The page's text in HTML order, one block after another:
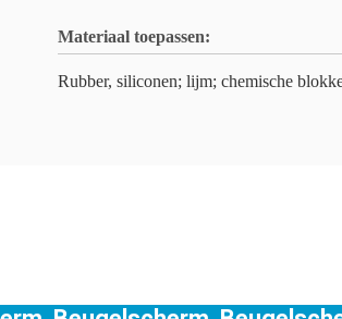
Materiaal toepassen:
Rubber, siliconen; lijm; chemische